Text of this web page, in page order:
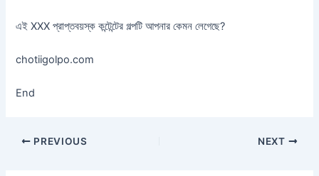
এই XXX প্রাপ্তবয়স্ক কন্টেন্টের গল্পটি আপনার কেমন লেগেছে?
chotiigolpo.com
End
PREVIOUS NEXT